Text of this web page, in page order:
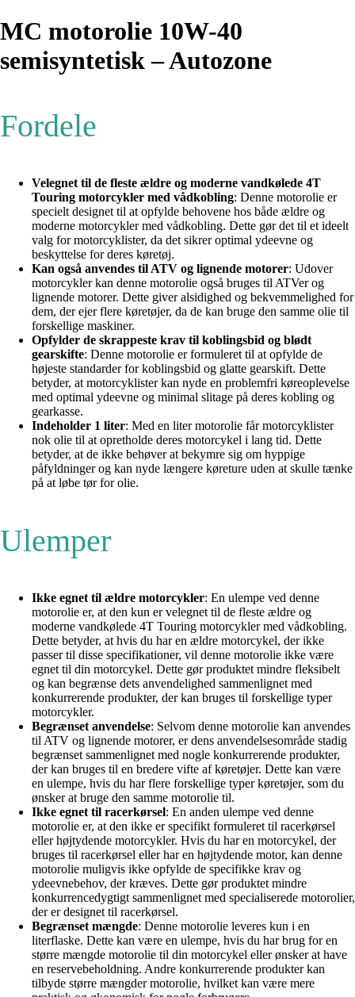
MC motorolie 10W-40
semisyntetisk – Autozone
Fordele
Velegnet til de fleste ældre og moderne vandkølede 4T
Touring motorcykler med vådkobling: Denne motorolie er
specielt designet til at opfylde behovene hos både ældre og
moderne motorcykler med vådkobling. Dette gør det til et ideelt
valg for motorcyklister, da det sikrer optimal ydeevne og
beskyttelse for deres køretøj.
Kan også anvendes til ATV og lignende motorer: Udover
motorcykler kan denne motorolie også bruges til ATVer og
lignende motorer. Dette giver alsidighed og bekvemmelighed for
dem, der ejer flere køretøjer, da de kan bruge den samme olie til
forskellige maskiner.
Opfylder de skrappeste krav til koblingsbid og blødt
gearskifte: Denne motorolie er formuleret til at opfylde de
højeste standarder for koblingsbid og glatte gearskift. Dette
betyder, at motorcyklister kan nyde en problemfri køreoplevelse
med optimal ydeevne og minimal slitage på deres kobling og
gearkasse.
Indeholder 1 liter: Med en liter motorolie får motorcyklister
nok olie til at opretholde deres motorcykel i lang tid. Dette
betyder, at de ikke behøver at bekymre sig om hyppige
påfyldninger og kan nyde længere køreture uden at skulle tænke
på at løbe tør for olie.
Ulemper
Ikke egnet til ældre motorcykler: En ulempe ved denne
motorolie er, at den kun er velegnet til de fleste ældre og
moderne vandkølede 4T Touring motorcykler med vådkobling.
Dette betyder, at hvis du har en ældre motorcykel, der ikke
passer til disse specifikationer, vil denne motorolie ikke være
egnet til din motorcykel. Dette gør produktet mindre fleksibelt
og kan begrænse dets anvendelighed sammenlignet med
konkurrerende produkter, der kan bruges til forskellige typer
motorcykler.
Begrænset anvendelse: Selvom denne motorolie kan anvendes
til ATV og lignende motorer, er dens anvendelsesområde stadig
begrænset sammenlignet med nogle konkurrerende produkter,
der kan bruges til en bredere vifte af køretøjer. Dette kan være
en ulempe, hvis du har flere forskellige typer køretøjer, som du
ønsker at bruge den samme motorolie til.
Ikke egnet til racerkørsel: En anden ulempe ved denne
motorolie er, at den ikke er specifikt formuleret til racerkørsel
eller højtydende motorcykler. Hvis du har en motorcykel, der
bruges til racerkørsel eller har en højtydende motor, kan denne
motorolie muligvis ikke opfylde de specifikke krav og
ydeevnebehov, der kræves. Dette gør produktet mindre
konkurrencedygtigt sammenlignet med specialiserede motorolier,
der er designet til racerkørsel.
Begrænset mængde: Denne motorolie leveres kun i en
literflaske. Dette kan være en ulempe, hvis du har brug for en
større mængde motorolie til din motorcykel eller ønsker at have
en reservebeholdning. Andre konkurrerende produkter kan
tilbyde større mængder motorolie, hvilket kan være mere